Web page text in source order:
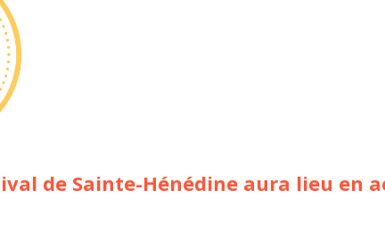
de Sainte-Hénédine aura lieu en